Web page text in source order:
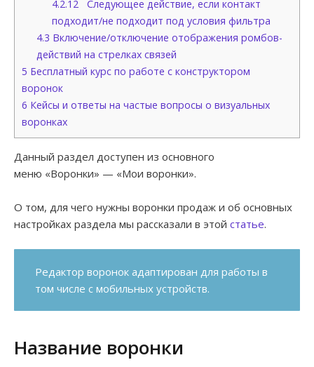
4.2.12Следующее действие, если контакт
подходит/не подходит под условия фильтра
4.3 Включение/отключение отображения ромбов-
действий на стрелках связей
5 Бесплатный курс по работе с конструктором
воронок
6 Кейсы и ответы на частые вопросы о визуальных
воронках
Данный раздел доступен из основного
меню «Воронки» — «Мои воронки».
О том, для чего нужны воронки продаж и об основных
настройках раздела мы рассказали в этой статье.
Редактор воронок адаптирован для работы в
том числе с мобильных устройств.
Название воронки